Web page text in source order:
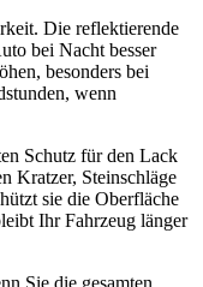
Die reflektierende
bei Nacht besser
besonders bei
wenn
Schutz für den Lack
Kratzer, Steinschläge
sie die Oberfläche
Ihr Fahrzeug länger